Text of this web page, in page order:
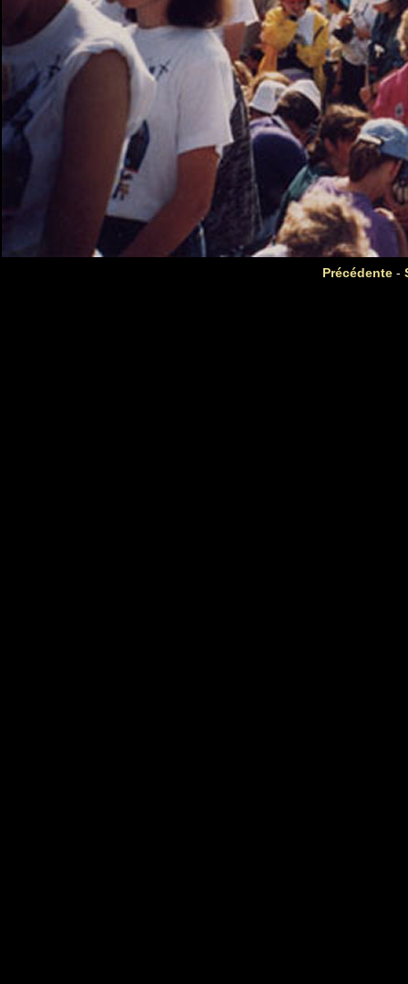
Précédente-